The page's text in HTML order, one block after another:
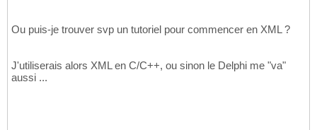
Ou puis-je trouver svp un tutoriel pour commencer en XML ?
J'utiliserais alors XML en C/C++, ou sinon le Delphi me "va"
aussi ...